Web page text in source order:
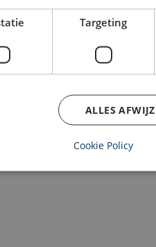
Targeting
ALLES
Cookie Policy